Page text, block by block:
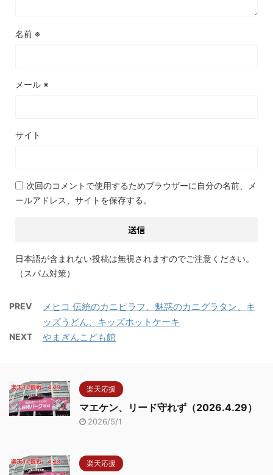
名前 ※
メール ※
サイト
次回のコメントで使用するためブラウザーに自分の名前、メ
ールアドレス、サイトを保存する。
日本語が含まれない投稿は無視されますのでご注意ください。
（スパム対策）
PREV
メヒコ 伝統のカニピラフ、魅惑のカニグラタン、キ
ッズうどん、キッズホットケーキ
NEXT やまぎんこども館
楽天応援
マエケン、リード守れず（2026.4.29）
2026/5/1
楽天応援